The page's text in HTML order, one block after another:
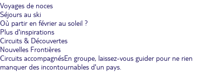
Voyages de noces
Séjours au ski
Où partir en février au soleil ?
Plus d'inspirations
Circuits & Découvertes
Nouvelles Frontières
Circuits accompagnésEn groupe, laissez-vous guider pour ne rien
manquer des incontournables d'un pays.